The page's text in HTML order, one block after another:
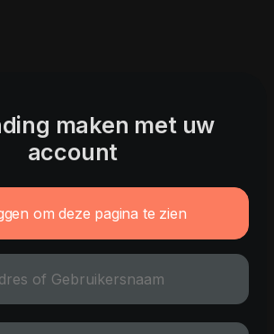
maken met uw
account
om deze pagina te zien